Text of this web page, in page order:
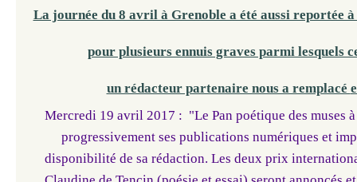
La journée du 8 avril à Grenoble a été aussi reportée
pour plusieurs ennuis graves parmi lesquels
un rédacteur partenaire nous a remplacé
Mercredi 19 avril 2017 : "Le Pan poétique des muses
progressivement ses publications numériques et
disponibilité de sa rédaction. Les deux prix